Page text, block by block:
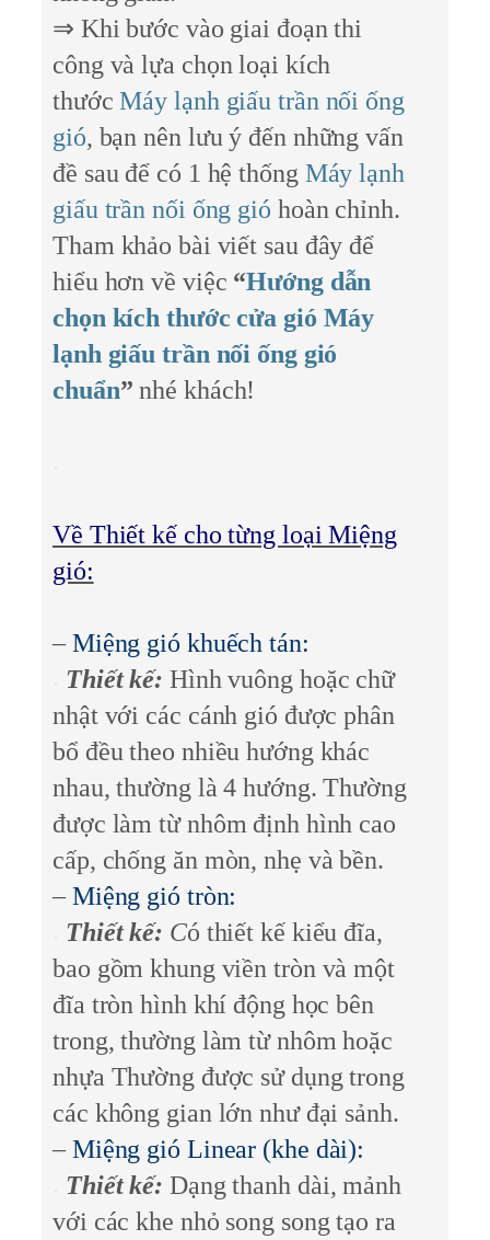
⇒ Khi bước vào giai đoạn thi
công và lựa chọn loại kích
thướcMáy lạnh giấu trần nối ống
gió, bạn nên lưu ý đến những vấn
đề sau để có 1 hệ thống Máy lạnh
giấu trần nối ống gió hoàn chỉnh.
Tham khảo bài viết sau đây để
hiểu hơn về việc “Hướng dẫn
chọn kích thước cửa gió Máy
lạnh giấu trần nối ống gió
chuẩn” nhé khách!
Về Thiết kế cho từng loại Miệng
gió:
–Miệng gió khuếch tán:
Thiết kế: Hình vuông hoặc chữ
nhật với các cánh gió được phân
bổ đều theo nhiều hướng khác
nhau, thường là 4 hướng. Thường
được làm từ nhôm định hình cao
cấp, chống ăn mòn, nhẹ và bền.
–Miệng gió tròn:
Thiết kế: Có thiết kế kiểu đĩa,
bao gồm khung viền tròn và một
đĩa tròn hình khí động học bên
trong, thường làm từ nhôm hoặc
nhựa Thường được sử dụng trong
các không gian lớn như đại sảnh.
–Miệng gió Linear (khe dài):
Thiết kế: Dạng thanh dài, mảnh
với các khe nhỏ song song tạo ra